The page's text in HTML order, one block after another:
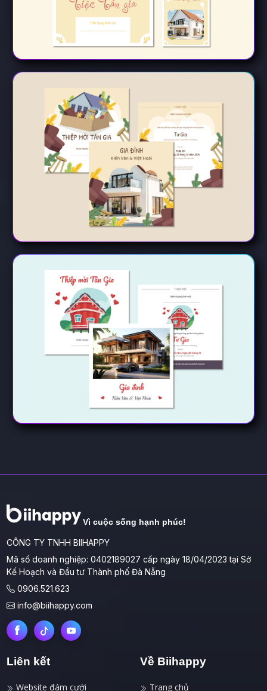
Vì cuộc sống hạnh phúc!
CÔNG TY TNHH BIIHAPPY
Mã số doanh nghiệp: 0402189027 cấp ngày 18/04/2023 tại Sở
Kế Hoạch và Đầu tư Thành phố Đà Nẵng
0906.521.623
info@biihappy.com
Liên kết
Website đám cưới
Về Biihappy
Trang chủ